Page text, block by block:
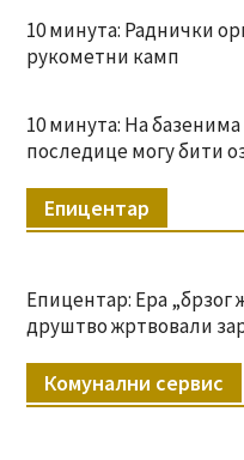
10 минута: Раднички
рукометни камп
10 минута: На
последице могу бити
Епицентар
Епицентар: Ера „брзог
друштво жртвовали
Комунални сервис